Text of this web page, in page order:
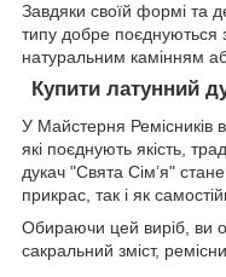
Завдяки своїй формі та
типу добре поєднуються
натуральним камінням
Купити латунний
У Майстерня Ремісників
які поєднують якість,
дукач "Свята Сім’я"
прикрас, так і як
Обираючи цей виріб, ви
сакральний зміст,